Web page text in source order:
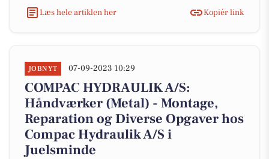
Læs hele artiklen her
Kopiér link
JOBNYT 07-09-2023 10:29
COMPAC HYDRAULIK A/S:
Håndværker (Metal) - Montage,
Reparation og Diverse Opgaver hos
Compac Hydraulik A/S i
Juelsminde